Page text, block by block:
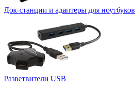
Док-станции и адаптеры для ноутбуков
Разветвители USB